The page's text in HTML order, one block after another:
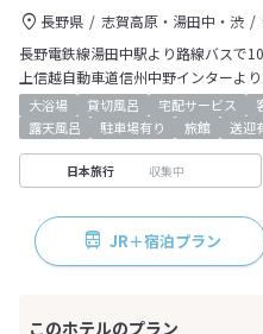
長野県 志賀高原・湯田中・渋
長野電鉄線湯田中駅より路線バスで
上信越自動車道信州中野インターよ
大浴場 貸切風呂 宅配サービス
露天風呂
駐車場有り 旅館 送迎
日本旅行 収集中
JR＋宿泊プラン